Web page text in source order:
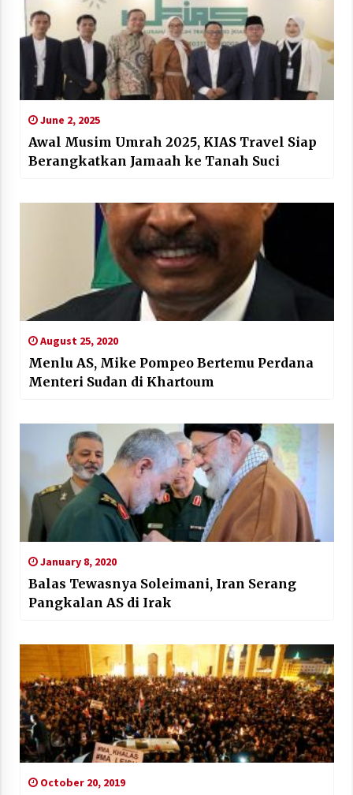
June 2, 2025
Awal Musim Umrah 2025, KIAS Travel Siap
Berangkatkan Jamaah ke Tanah Suci
August 25, 2020
Menlu AS, Mike Pompeo Bertemu Perdana
Menteri Sudan di Khartoum
January 8, 2020
Balas Tewasnya Soleimani, Iran Serang
Pangkalan AS di Irak
October 20, 2019